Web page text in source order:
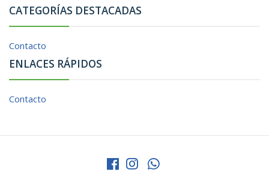
CATEGORÍAS DESTACADAS
Contacto
ENLACES RÁPIDOS
Contacto